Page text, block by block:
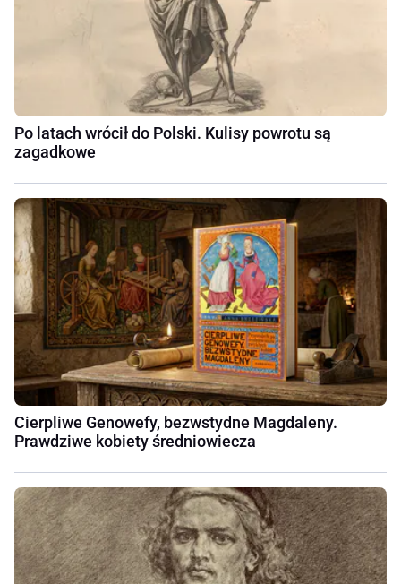
Po latach wrócił do Polski. Kulisy powrotu są
zagadkowe
Cierpliwe Genowefy, bezwstydne Magdaleny.
Prawdziwe kobiety średniowiecza